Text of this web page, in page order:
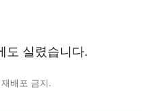
도 실렸습니다.
배포 금지.